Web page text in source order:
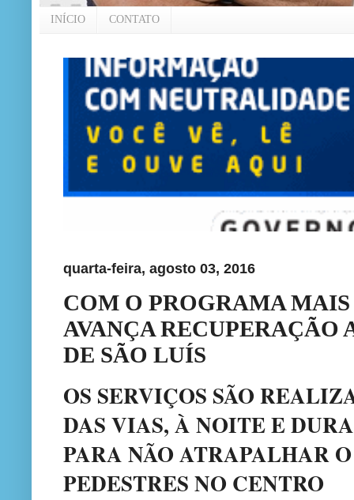
INÍCIO CONTATO
quarta-feira, agosto 03, 2016
COM O PROGRAMA
AVANÇA RECUPERAÇÃO
DE SÃO LUÍS
OS SERVIÇOS SÃO
DAS VIAS, À NOITE E
PARA NÃO ATRAPALHAR
PEDESTRES NO CENTRO